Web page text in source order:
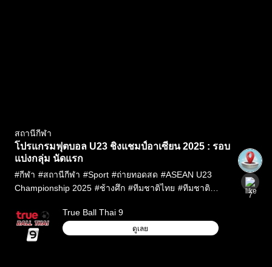
สถานีกีฬา
โปรแกรมฟุตบอล U23 ชิงแชมป์อาเซียน 2025 : รอบ
แบ่งกลุ่ม นัดแรก
#กีฬา #สถานีกีฬา #Sport #ถ่ายทอดสด #ASEAN U23
Championship 2025 #ช้างศึก #ทีมชาติไทย #ทีมชาติ
ไทย #ฟุตบอลชิงแชมป์อาเซียน รุ่นอายุไม่เกิน 23 ปี
ชิงแชมป์อาเซียน
ยู23 ชิงแชมป์อาเซียน 2025 ลิ้งก์ดูบอล
True Ball Thai 9
ดูเลย
7